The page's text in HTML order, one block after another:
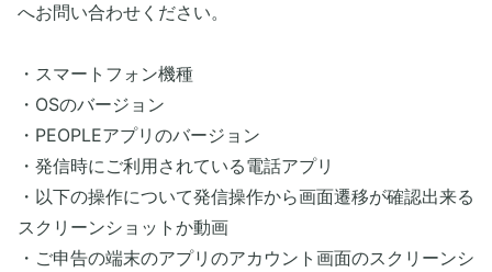
へお問い合わせください。
・スマートフォン機種
・OSのバージョン
・PEOPLEアプリのバージョン
・発信時にご利用されている電話アプリ
・以下の操作について発信操作から画面遷移が確認出来る
スクリーンショットか動画
・ご申告の端末のアプリのアカウント画面のスクリーンシ